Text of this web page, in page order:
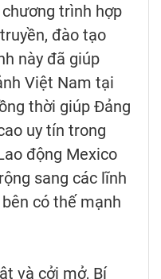
trình hợp
đào tạo
này đã giúp
Việt Nam tại
thời giúp Đảng
uy tín trong
động Mexico
sang các lĩnh
có thế mạnh
và cởi mở, Bí